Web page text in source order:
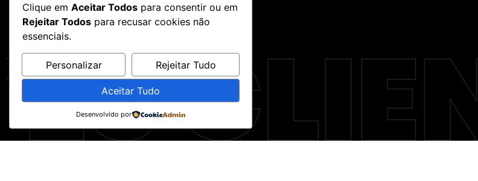
Clique em Aceitar Todos para consentir ou em
Rejeitar Todos para recusar cookies não
essenciais.
Personalizar Rejeitar Tudo
Aceitar Tudo
Desenvolvido por